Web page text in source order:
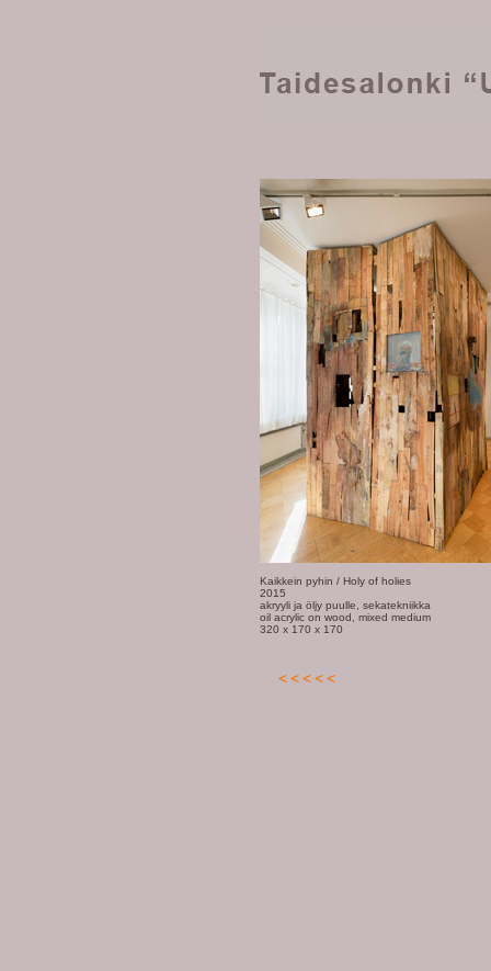
Kaikkein pyhin / Holy of holies
2015
akryyli ja öljy puulle, sekatekniikka
oil acrylic on wood, mixed medium
320 x 170 x 170